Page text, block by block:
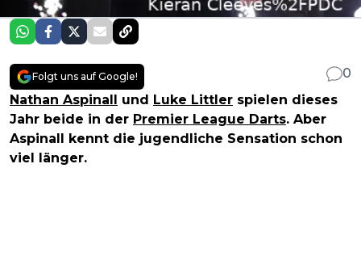
Folgt uns auf Google!
0
Nathan Aspinall
und Luke Littler spielen dieses
Jahr beide in der Premier League Darts. Aber
Aspinall kennt die jugendliche Sensation schon
viel länger.